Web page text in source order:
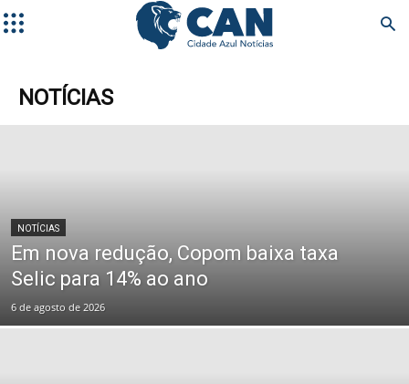
NOTÍCIAS
NOTÍCIAS
Em nova redução, Copom baixa taxa
Selic para 14% ao ano
6 de agosto de 2026